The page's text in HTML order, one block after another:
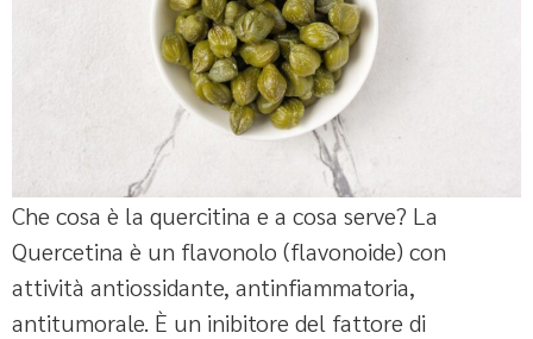
Che cosa è la quercitina e a cosa serve? La
Quercetina è un flavonolo (flavonoide) con
attività antiossidante, antinfiammatoria,
antitumorale. È un inibitore del fattore di